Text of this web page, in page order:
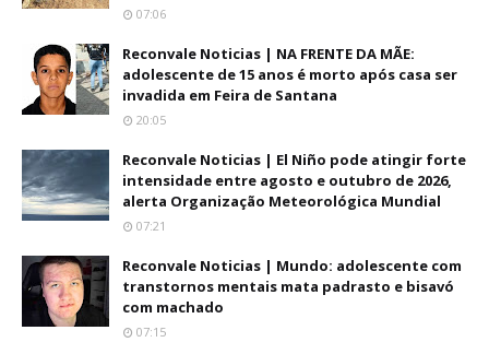
07:06
Reconvale Noticias | NA FRENTE DA MÃE:
adolescente de 15 anos é morto após casa ser
invadida em Feira de Santana
20:05
Reconvale Noticias | El Niño pode atingir forte
intensidade entre agosto e outubro de 2026,
alerta Organização Meteorológica Mundial
07:21
Reconvale Noticias | Mundo: adolescente com
transtornos mentais mata padrasto e bisavó
com machado
07:15